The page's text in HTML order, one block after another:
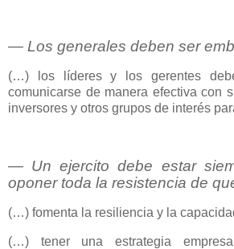
― Los generales deben ser
(…) los líderes y los gerentes
comunicarse de manera efectiva con
inversores y otros grupos de interés
― Un ejercito debe estar
oponer toda la resistencia de
(…) fomenta la resiliencia y la
(…) tener una estrategia